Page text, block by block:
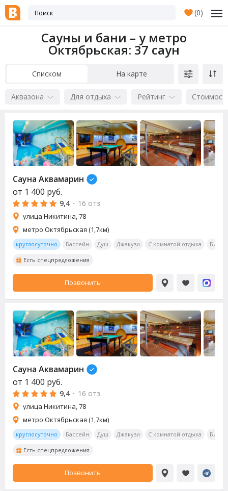
(0)
Сауны и бани – у метро
Октябрьская: 37 саун
Списком На карте
Аквазона Для отдыха Рейтинг
Сауна Аквамарин
от 1 400 руб.
9,4 · 16 отз.
улица Никитина, 78
метро Октябрьская (1,7км)
круглосуточно Бассейн Душ Джакузи С комнатой отдыха
Есть спецпредложения
Позвонить
Сауна Аквамарин
от 1 400 руб.
9,4 · 16 отз.
улица Никитина, 78
метро Октябрьская (1,7км)
круглосуточно Бассейн Душ Джакузи С комнатой отдыха
Есть спецпредложения
Позвонить